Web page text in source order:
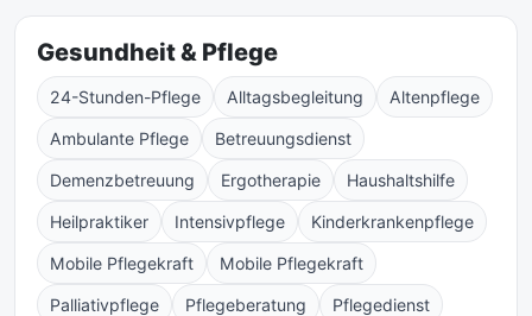
Gesundheit & Pflege
24-Stunden-Pflege Alltagsbegleitung Altenpflege
Ambulante Pflege Betreuungsdienst
Demenzbetreuung Ergotherapie Haushaltshilfe
Heilpraktiker Intensivpflege Kinderkrankenpflege
Mobile Pflegekraft Mobile Pflegekraft
Palliativpflege Pflegeberatung Pflegedienst